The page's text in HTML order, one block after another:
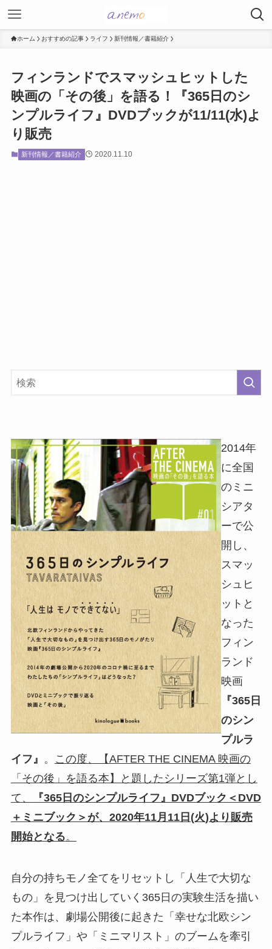
ホーム おすすめの記事 ライフ 新刊情報／書籍紹介
フィンランドでスマッシュヒットした
映画の「その後」を語る！『365日のシ
ンプルライフ』DVDブックが11/11(水)よ
り販売
新刊情報／書籍紹介 2020.11.10
2014年
に全国
のミニ
シアタ
ーで公
開し、
スマッ
シュヒ
ットと
なった
フィン
ランド
映画
『365日
のシン
プルラ
イフ』 。
この度、【AFTER THE CINEMA 映画の
「その後」を語る本】と題したシリーズ第1弾とし
て、
『365日のシンプルライフ』DVDブック＜DVD
＋ミニブック＞が、2020年11月11日(火)より販売
開始となる。
自分の持ちモノ全てをリセットし「人生で大切な
もの」を見つけ出していく365日の実験生活を描い
た本作は、劇場公開後に起きた「幸せな北欧シン
プルライフ」や「ミニマリスト」のブームを牽引